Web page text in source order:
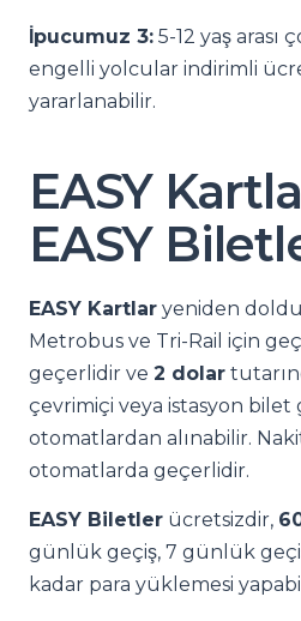
İpucumuz 3: 5-12 yaş arası
engelli yolcular indirimli
yararlanabilir.
EASY
EASY
EASY Kartlar yeniden
Metrobus ve Tri-Rail için
geçerlidir ve 2 dolar
çevrimiçi veya istasyon bilet
otomatlardan alınabilir.
otomatlarda geçerlidir.
EASY Biletler ücretsizdir,
günlük geçiş, 7 günlük
kadar para yüklemesi